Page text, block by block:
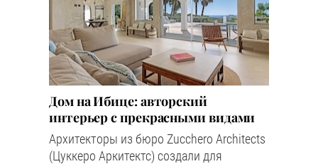
Дом на Ибице: авторский
интерьер с прекрасными видами
Архитекторы из бюро Zucchero Architects
(Цуккеро Аркитектс) создали для